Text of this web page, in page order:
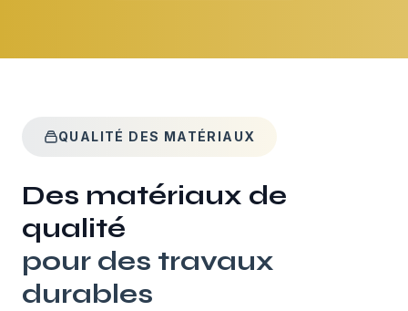
QUALITÉ DES MATÉRIAUX
Des matériaux de
qualité
pour des travaux
durables